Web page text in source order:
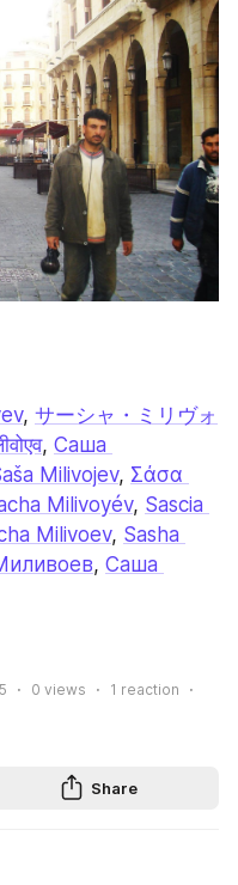
, サーシャ・ミリヴォ
, Саша
Milivojev, Σάσα
Milivoyév, Sascia
Milivoev, Sasha
, Саша
0 views 1 reaction
Share